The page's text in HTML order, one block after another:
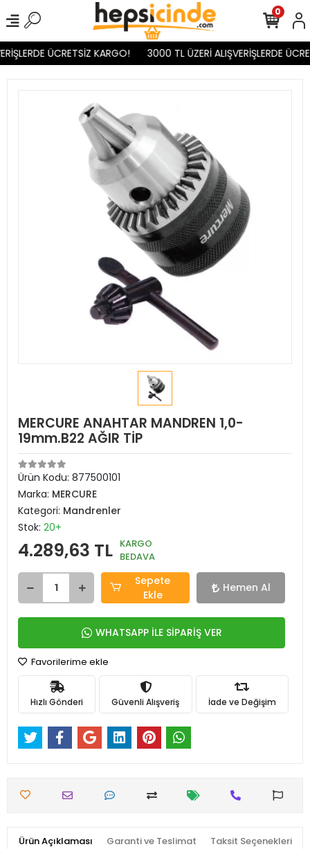
ÜCRETSİZ KARGO! 3000 TL ÜZERİ ALIŞVERİŞLERDE
0
MERCURE ANAHTAR MANDREN 1,0-
19mm.B22 AĞIR TİP
Ürün Kodu: 877500101
Marka: MERCURE
Kategori: Mandrenler
Stok: 20+
4.289,63 TL KARGO
BEDAVA
Sepete
Ekle
Hemen Al
WHATSAPP İLE SİPARİŞ VER
Favorilerime ekle
Hızlı Gönderi Güvenli Alışveriş İade ve Değişim
Ürün Açıklaması Garanti ve Teslimat Taksit Seçenekleri